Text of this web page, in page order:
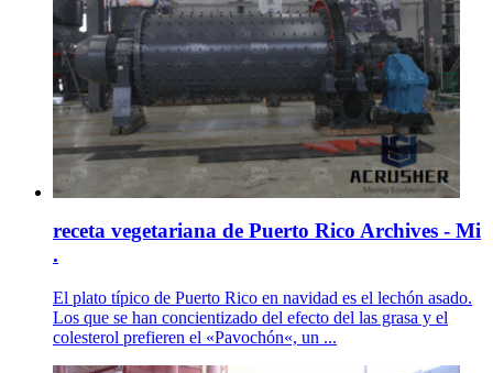
receta vegetariana de Puerto Rico Archives - Mi
.
El plato típico de Puerto Rico en navidad es el lechón asado.
Los que se han concientizado del efecto del las grasa y el
colesterol prefieren el «Pavochón«, un ...